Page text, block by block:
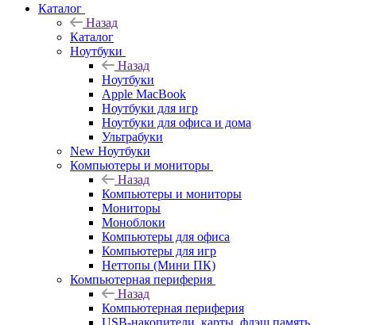
Каталог
Назад
Каталог
Ноутбуки
Назад
Ноутбуки
Apple MacBook
Ноутбуки для игр
Ноутбуки для офиса и дома
Ультрабуки
New Ноутбуки
Компьютеры и мониторы
Назад
Компьютеры и мониторы
Мониторы
Моноблоки
Компьютеры для офиса
Компьютеры для игр
Неттопы (Мини ПК)
Компьютерная периферия
Назад
Компьютерная периферия
USB-накопители, карты, флэш память